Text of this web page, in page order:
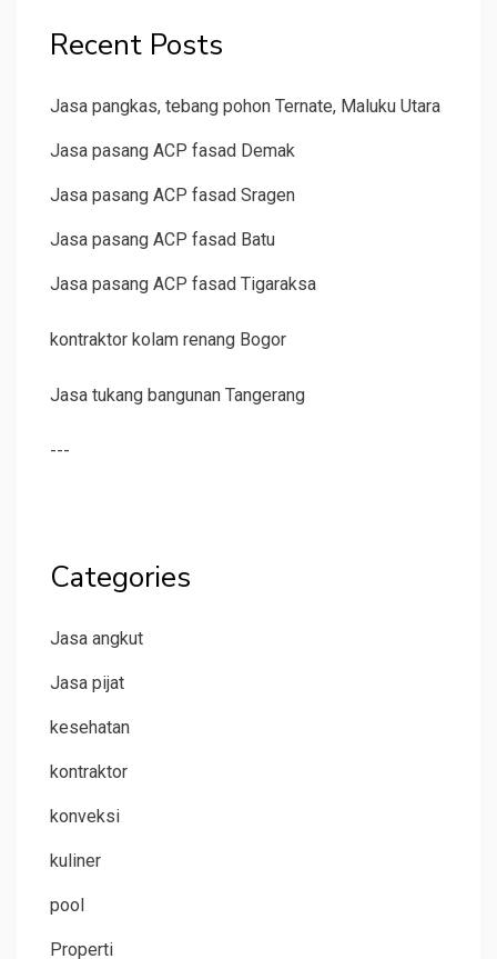
Recent Posts
Jasa pangkas, tebang pohon Ternate, Maluku Utara
Jasa pasang ACP fasad Demak
Jasa pasang ACP fasad Sragen
Jasa pasang ACP fasad Batu
Jasa pasang ACP fasad Tigaraksa
kontraktor kolam renang Bogor
Jasa tukang bangunan Tangerang
---
Categories
Jasa angkut
Jasa pijat
kesehatan
kontraktor
konveksi
kuliner
pool
Properti